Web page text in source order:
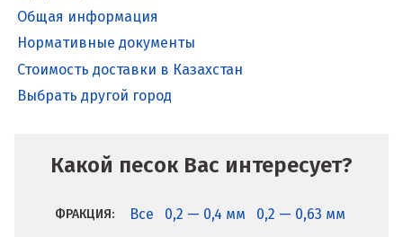
Общая информация
Нормативные документы
Стоимость доставки в Казахстан
Выбрать другой город
Какой песок Вас интересует?
ФРАКЦИЯ: Все 0,2 — 0,4 мм 0,2 — 0,63 мм